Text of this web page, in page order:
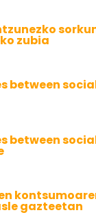
zubia
between
between
gazteetan